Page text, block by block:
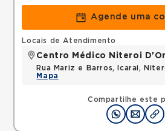
Agende uma
Compartilhe este
Locais de Atendimento
Centro Médico Niteroi
Rua Mariz e Barros, Icarai,
Mapa